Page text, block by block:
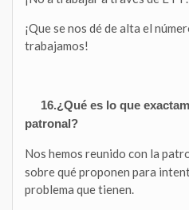
¡Que se nos dé de alta el
trabajamos!
16.¿Qué es lo que
patronal?
Nos hemos reunido con la
sobre qué proponen para
problema que tienen.